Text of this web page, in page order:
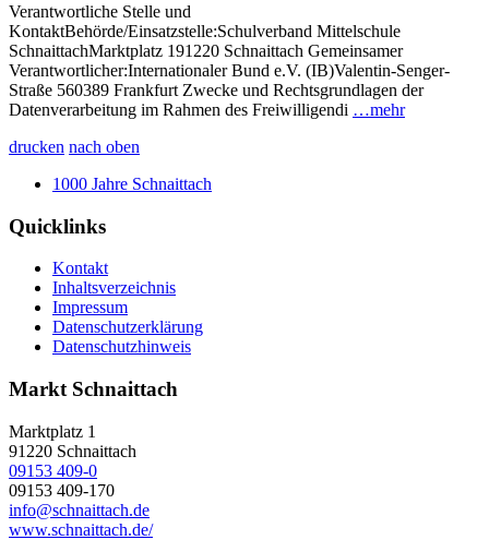
Verantwortliche Stelle und
KontaktBehörde/Einsatzstelle:Schulverband Mittelschule
SchnaittachMarktplatz 191220 Schnaittach Gemeinsamer
Verantwortlicher:Internationaler Bund e.V. (IB)Valentin-Senger-
Straße 560389 Frankfurt Zwecke und Rechtsgrundlagen der
Datenverarbeitung im Rahmen des Freiwilligendi …mehr
drucken nach oben
1000 Jahre Schnaittach
Quicklinks
Kontakt
Inhaltsverzeichnis
Impressum
Datenschutzerklärung
Datenschutzhinweis
Markt Schnaittach
Marktplatz 1
91220 Schnaittach
09153 409-0
09153 409-170
info@schnaittach.de
www.schnaittach.de/